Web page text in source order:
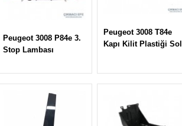
Peugeot 3008 P84e 3.
Stop Lambası
Peugeot 3008 T84e
Kapı Kilit Plastiği Sol